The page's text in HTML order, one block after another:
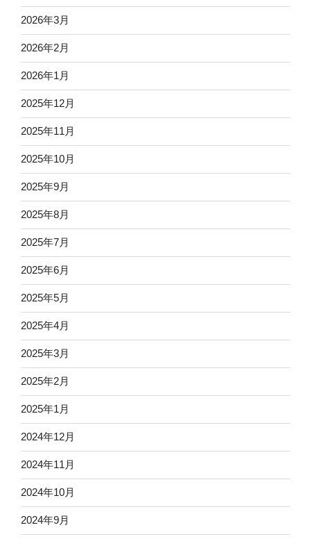
2026年3月
2026年2月
2026年1月
2025年12月
2025年11月
2025年10月
2025年9月
2025年8月
2025年7月
2025年6月
2025年5月
2025年4月
2025年3月
2025年2月
2025年1月
2024年12月
2024年11月
2024年10月
2024年9月